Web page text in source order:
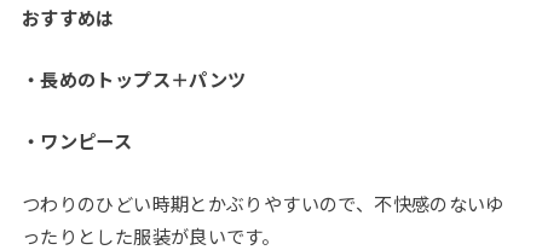
おすすめは
・長めのトップス＋パンツ
・ワンピース
つわりのひどい時期とかぶりやすいので、不快感のないゆ
ったりとした服装が良いです。